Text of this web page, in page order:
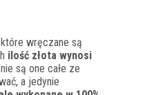
wręczane są
ilość złota wynosi
są one całe ze
a jedynie